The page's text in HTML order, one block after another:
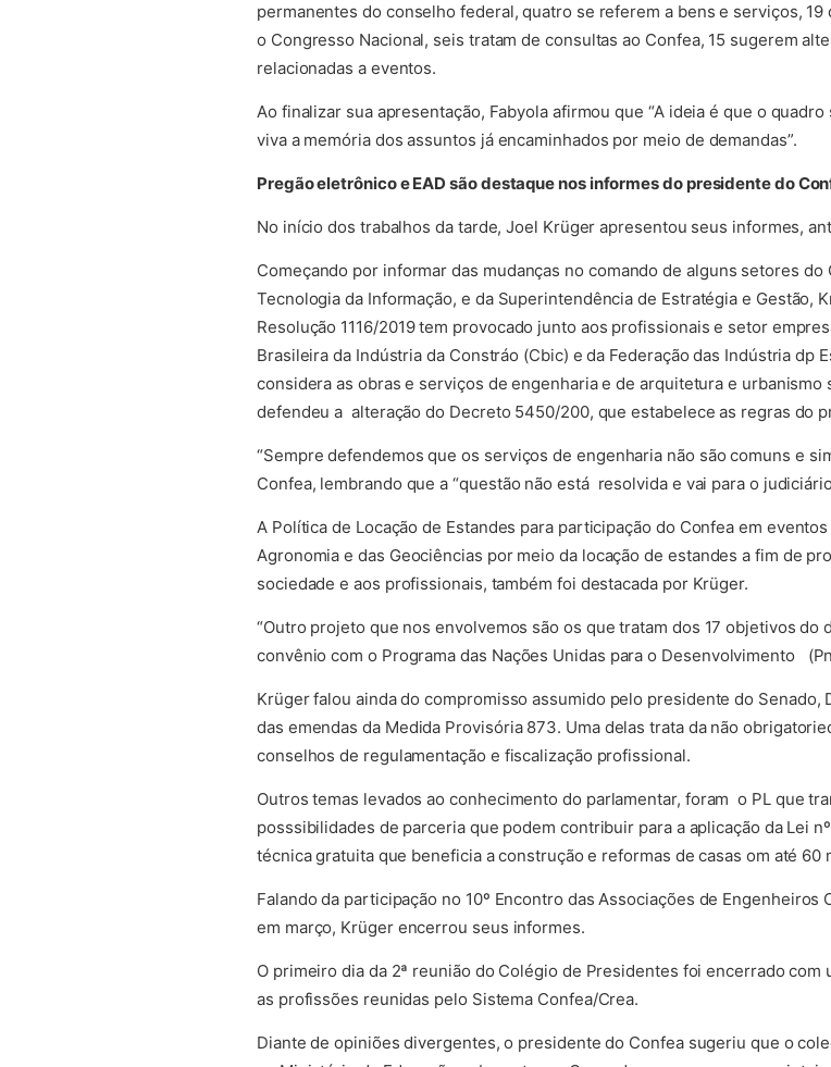
permanentes do conselho federal, quatro se referem a bens e serviços,
o Congresso Nacional, seis tratam de consultas ao Confea, 15 sugerem
relacionadas a eventos.
Ao finalizar sua apresentação, Fabyola afirmou que “A ideia é que o
viva a memória dos assuntos já encaminhados por meio de demandas”.
Pregão eletrônico e EAD são destaque nos informes do presidente do
No início dos trabalhos da tarde, Joel Krüger apresentou seus informes,
Começando por informar das mudanças no comando de alguns setores
Tecnologia da Informação, e da Superintendência de Estratégia e Gestão,
Resolução 1116/2019 tem provocado junto aos profissionais e setor
Brasileira da Indústria da Constráo (Cbic) e da Federação das Indústria dp
considera as obras e serviços de engenharia e de arquitetura e
defendeu a alteração do Decreto 5450/200, que estabelece as regras do
“Sempre defendemos que os serviços de engenharia não são comuns e
Confea, lembrando que a “questão não está resolvida e vai para o
A Política de Locação de Estandes para participação do Confea em
Agronomia e das Geociências por meio da locação de estandes a fim de
sociedade e aos profissionais, também foi destacada por Krüger.
“Outro projeto que nos envolvemos são os que tratam dos 17 objetivos
convênio com o Programa das Nações Unidas para o Desenvolvimento
Krüger falou ainda do compromisso assumido pelo presidente do Senado,
das emendas da Medida Provisória 873. Uma delas trata da não
conselhos de regulamentação e fiscalização profissional.
Outros temas levados ao conhecimento do parlamentar, foram o PL que
posssibilidades de parceria que podem contribuir para a aplicação da Lei
técnica gratuita que beneficia a construção e reformas de casas om até 60
Falando da participação no 10º Encontro das Associações de
em março, Krüger encerrou seus informes.
O primeiro dia da 2ª reunião do Colégio de Presidentes foi encerrado com
as profissões reunidas pelo Sistema Confea/Crea.
Diante de opiniões divergentes, o presidente do Confea sugeriu que o